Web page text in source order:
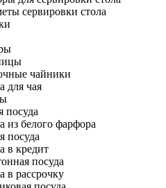
сервировки стола
чайники
для чая
посуда
из белого фарфора
посуда
в кредит
посуда
в рассрочку